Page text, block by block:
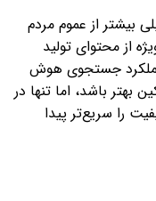
بیشتر از عموم مردم
از محتوای تولید
جستجوی هوش
باشد، اما تنها در
را سریع‌تر پیدا